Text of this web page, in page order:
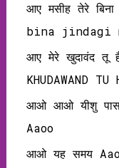
आए मसीह तेरे
bina jindagi
आए मेरे खुदावंद तू है
KHUDAWAND
आओ आओ यीशु
Aaoo
आओ यह समय